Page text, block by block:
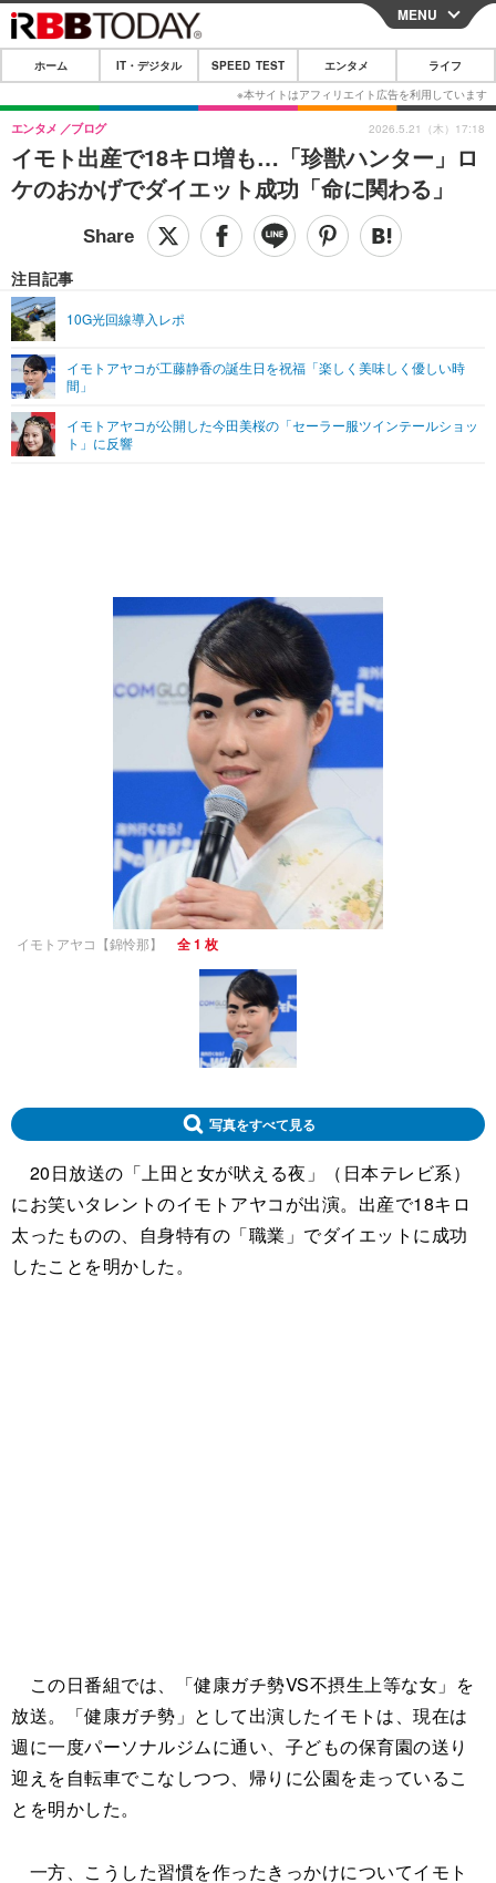
CLOSE
ホーム
IT・デジタル
IT・デジタルTOP スマートフォン
ネタ
ショッピング その他
SPEED TEST
エンタメTOP 映画・ドラマ
ショッピング その他
ライフTOP
リリース一覧
プッシュ通知の停止方法
MENU
ホーム IT・デジタル SPEED TEST エンタメ ライフ
イモト出産で18キロ増も…「珍獣ハンター」ロ
ケのおかげでダイエット成功「命に関わる」
エンタメ ブログ
注目記事
10G光回線導入レポ
イモトアヤコが工藤静香の誕生日を祝福「楽しく美味しく優しい時
間」
イモトアヤコが公開した今田美桜の「セーラー服ツインテールショッ
ト」に反響
2026.5.21（木）17:18
イモトアヤコ【錦怜那】 全 1 枚
写真をすべて見る
20日放送の「上田と女が吠える夜」（日本テレビ系）
にお笑いタレントのイモトアヤコが出演。出産で18キロ
太ったものの、自身特有の「職業」でダイエットに成功
したことを明かした。
この日番組では、「健康ガチ勢VS不摂生上等な女」を
放送。「健康ガチ勢」として出演したイモトは、現在は
週に一度パーソナルジムに通い、子どもの保育園の送り
迎えを自転車でこなしつつ、帰りに公園を走っているこ
とを明かした。
一方、こうした習慣を作ったきっかけについてイモト